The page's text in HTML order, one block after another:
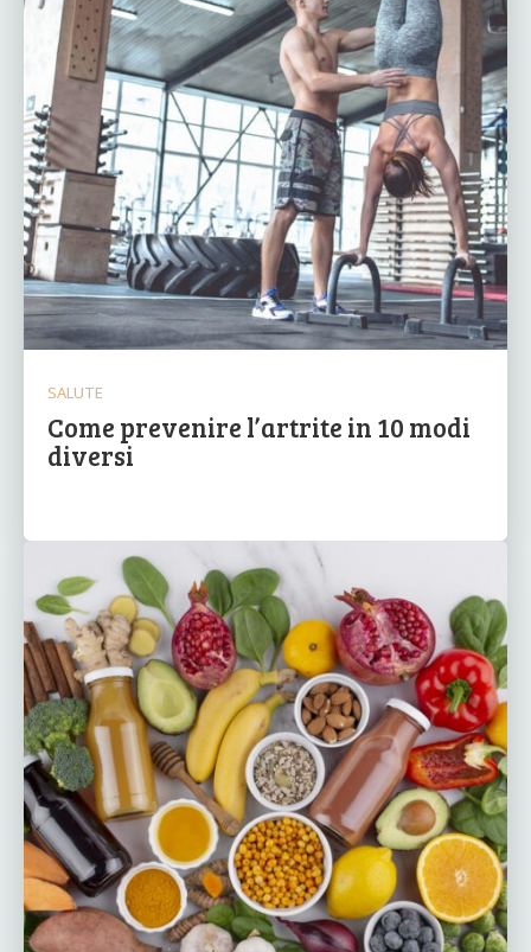
SALUTE
Come prevenire l’artrite in 10 modi
diversi